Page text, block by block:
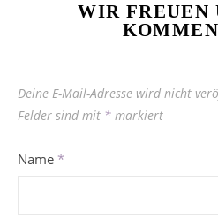
WIR FREUEN
Deine E-Mail-Adresse wird nicht
Felder sind mit * markiert
Name *